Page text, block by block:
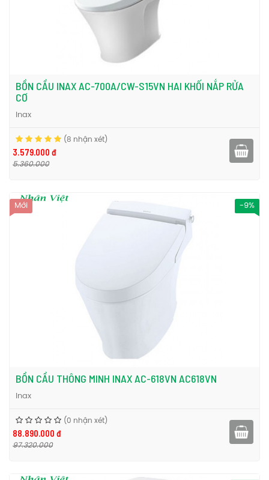
BỒN CẦU INAX AC-700A/CW-S15VN HAI KHỐI NẮP RỬA
CƠ
Inax
(8 nhận xét)
3.579.000 đ
5.360.000
-9%
Mới
BỒN CẦU THÔNG MINH INAX AC-618VN AC618VN
Inax
(0 nhận xét)
88.890.000 đ
97.320.000